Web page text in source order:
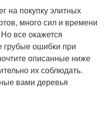
на покупку элитных
много сил и времени
все окажется
грубые ошибки при
описанные ниже
их соблюдать.
вами деревья